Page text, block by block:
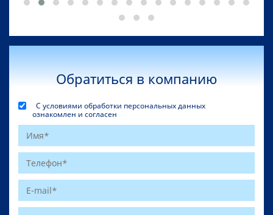
Обратиться в компанию
С условиями обработки персональных данных
ознакомлен и согласен